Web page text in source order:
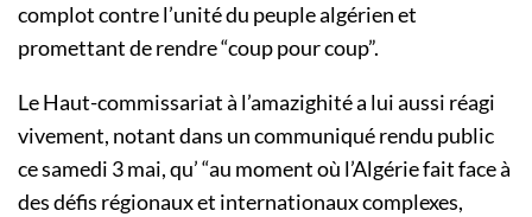
complot contre l’unité du peuple algérien et
promettant de rendre “coup pour coup”.
Le Haut-commissariat à l’amazighité a lui aussi réagi
vivement, notant dans un communiqué rendu public
ce samedi 3 mai, qu’ “au moment où l’Algérie fait face à
des défis régionaux et internationaux complexes,